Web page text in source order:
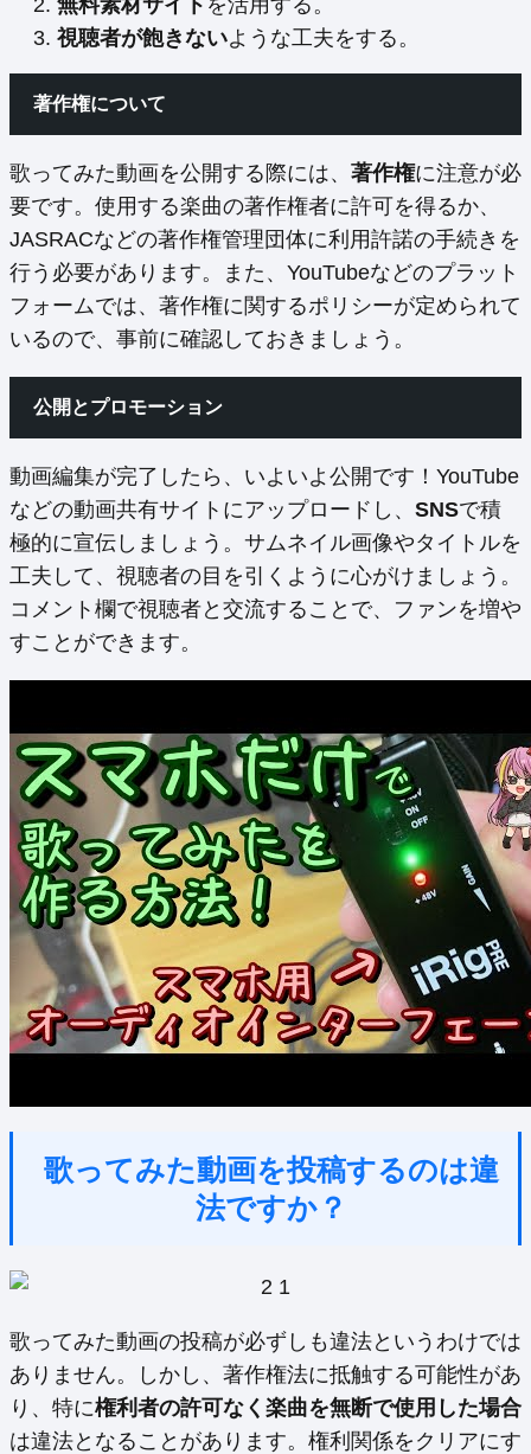
無料素材サイト を活用する。
視聴者が飽きないような工夫をする。
著作権について
歌ってみた動画を公開する際には、 著作権に注意が必
要です。使用する楽曲の著作権者に許可を得るか、
JASRACなどの著作権管理団体に利用許諾の手続きを
行う必要があります。また、YouTubeなどのプラット
フォームでは、著作権に関するポリシーが定められて
いるので、事前に確認しておきましょう。
公開とプロモーション
動画編集が完了したら、いよいよ公開です！YouTube
などの動画共有サイトにアップロードし、 SNSで積
極的に宣伝しましょう。サムネイル画像やタイトルを
工夫して、視聴者の目を引くように心がけましょう。
コメント欄で視聴者と交流することで、ファンを増や
すことができます。
歌ってみた動画を投稿するのは違
法ですか？
歌ってみた動画の投稿が必ずしも違法というわけでは
ありません。しかし、著作権法に抵触する可能性があ
り、特に権利者の許可なく楽曲を無断で使用した場合
は違法となることがあります。権利関係をクリアにす